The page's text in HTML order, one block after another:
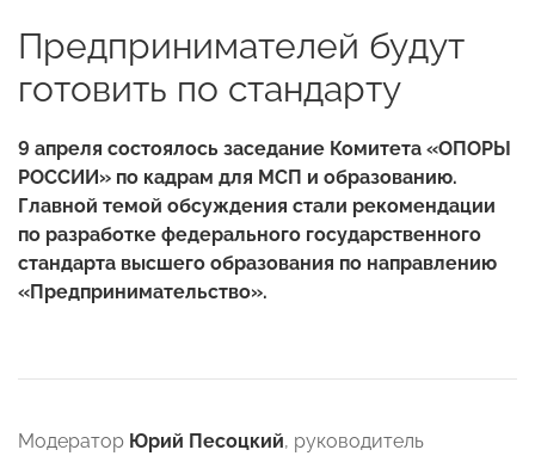
Предпринимателей будут
готовить по стандарту
9 апреля состоялось заседание Комитета «ОПОРЫ
РОССИИ» по кадрам для МСП и образованию.
Главной темой обсуждения стали рекомендации
по разработке федерального государственного
стандарта высшего образования по направлению
«Предпринимательство».
Модератор Юрий Песоцкий, руководитель